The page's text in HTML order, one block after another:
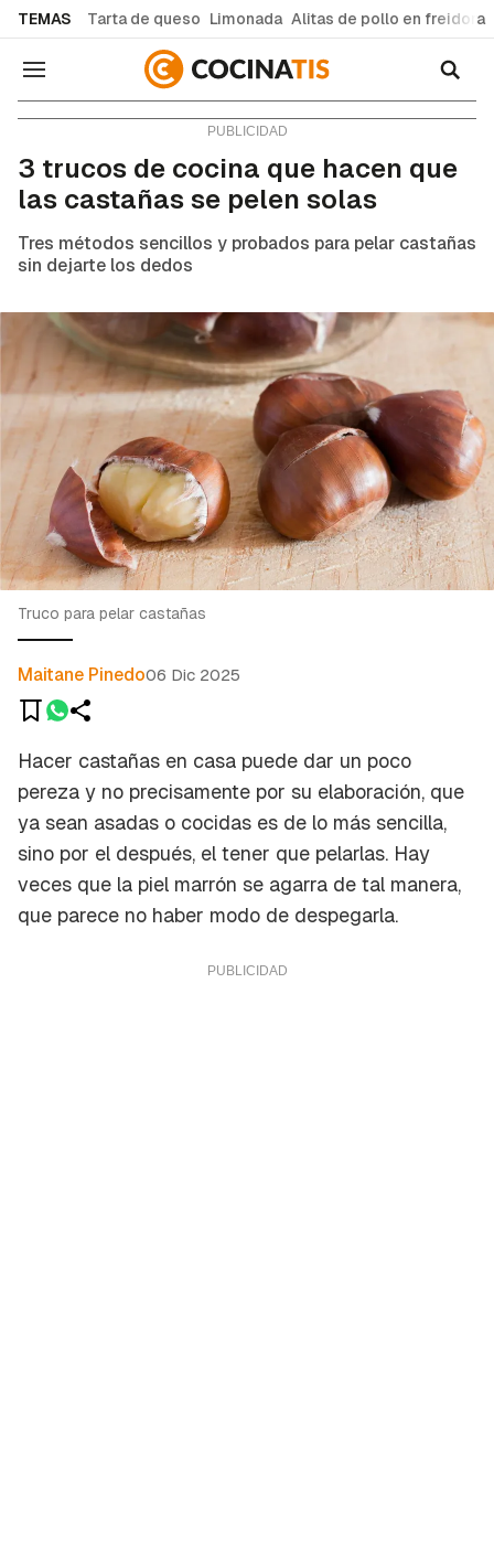
TEMAS Tarta de queso Limonada Alitas de pollo en freidora
Navegación
3 trucos de cocina que hacen que
las castañas se pelen solas
Tres métodos sencillos y probados para pelar castañas
sin dejarte los dedos
Truco para pelar castañas
Maitane Pinedo06 Dic 2025
Hacer castañas en casa puede dar un poco
pereza y no precisamente por su elaboración, que
ya sean asadas o cocidas es de lo más sencilla,
sino por el después, el tener que pelarlas. Hay
veces que la piel marrón se agarra de tal manera,
que parece no haber modo de despegarla.